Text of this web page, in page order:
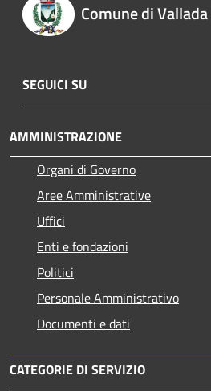
Comune di
SEGUICI SU
AMMINISTRAZIONE
Organi di Governo
Aree Amministrative
Uffici
Enti e fondazioni
Politici
Personale Amministrativo
Documenti e dati
CATEGORIE DI SERVIZIO